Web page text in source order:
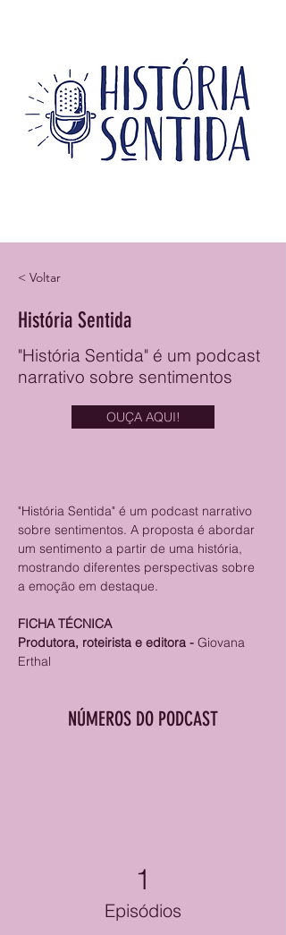
< Voltar
História Sentida
"História Sentida" é um podcast
narrativo sobre sentimentos
OUÇA AQUI!
"História Sentida" é um podcast narrativo
sobre sentimentos. A proposta é abordar
um sentimento a partir de uma história,
mostrando diferentes perspectivas sobre
a emoção em destaque.
FICHA TÉCNICA
Produtora, roteirista e editora - Giovana
Erthal
NÚMEROS DO PODCAST
1
Episódios